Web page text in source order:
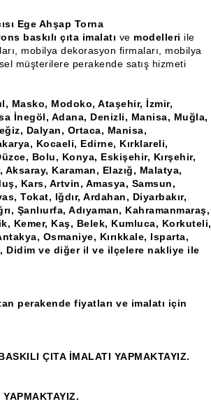
Ege Ahşap Torna
baskılı çıta imalatı ve modelleri ile
mobilya dekorasyon firmaları, mobilya
müşterilere perakende satış hizmeti
Masko, Modoko, Ataşehir, İzmir,
İnegöl, Adana, Denizli, Manisa, Muğla,
Dalyan, Ortaca, Manisa,
Kocaeli, Edirne, Kırklareli,
Bolu, Konya, Eskişehir, Kırşehir,
Karaman, Elazığ, Malatya,
Kars, Artvin, Amasya, Samsun,
Tokat, Iğdır, Ardahan, Diyarbakır,
Şanlıurfa, Adıyaman, Kahramanmaraş,
Kemer, Kaş, Belek, Kumluca, Korkuteli,
Osmaniye, Kırıkkale, Isparta,
Didim ve diğer il ve ilçelere nakliye ile
perakende fiyatları ve imalatı için
ÇITA İMALATI YAPMAKTAYIZ.